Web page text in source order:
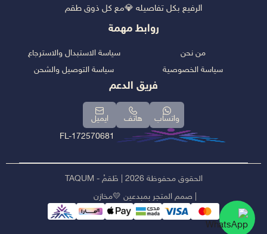
الرفيع بكل تفاصيله 💎مع كل ذوق طقم
روابط مهمة
من نحن
سياسة الخصوصية
سياسة الاستبدال والاسترجاع
سياسة التوصيل والشحن
فريق الدعم
واتساب هاتف
ايميل
FL-172570681
الحقوق محفوظة 2026 | طَقمْ - TAQUM